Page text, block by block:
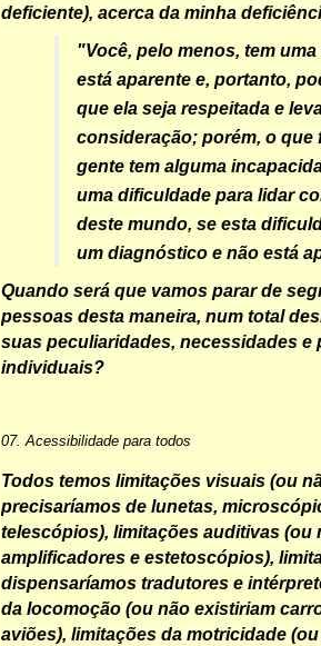
deficiente), acerca da minha
"Você, pelo menos, tem
está aparente e, portanto,
que ela seja respeitada e
consideração; porém, o que
gente tem alguma
uma dificuldade para lidar
deste mundo, se esta
um diagnóstico e não está
Quando será que vamos parar de
pessoas desta maneira, num total
suas peculiaridades, necessidades e
individuais?
07. Acessibilidade para todos
Todos temos limitações visuais (ou
precisaríamos de lunetas,
telescópios), limitações auditivas (ou
amplificadores e estetoscópios),
dispensaríamos tradutores e
da locomoção (ou não existiriam
aviões), limitações da motricidade